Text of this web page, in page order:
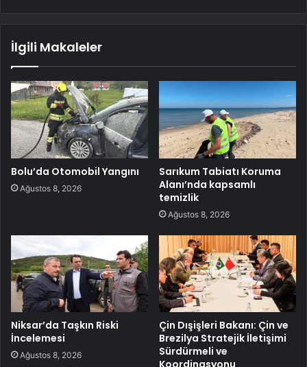
İlgili Makaleler
Bolu’da Otomobil Yangını
Ağustos 8, 2026
Sarıkum Tabiatı Koruma
Alanı’nda kapsamlı
temizlik
Ağustos 8, 2026
Niksar’da Taşkın Riski
İncelemesi
Ağustos 8, 2026
Çin Dışişleri Bakanı: Çin ve
Brezilya Stratejik İletişimi
Sürdürmeli ve